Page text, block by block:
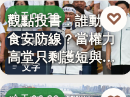
今天 06:30
時事評論
文字
觀點投書：誰動了
食安防線？當權力
高堂只剩護短與卸
責
♡